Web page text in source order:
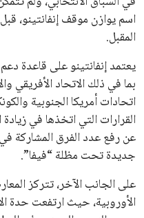
القائمة البريدية
انضم إلى قائمة المشتركين لدينا
والعروض الخاصة مباشرة في
جميع الحقوق محفوظة لموقعنا ايوا